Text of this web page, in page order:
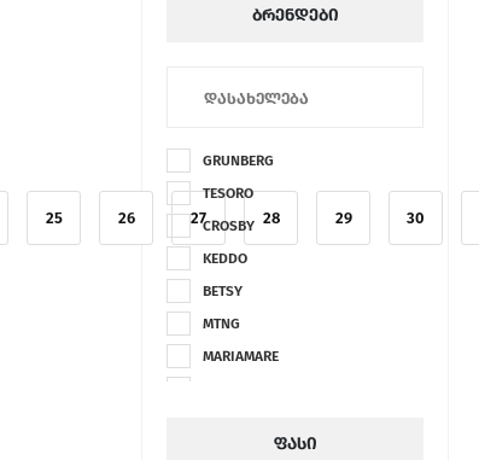
ბრენდები
GRUNBERG
TESORO
CROSBY
KEDDO
BETSY
MTNG
MARIAMARE
ფასი
25 26 27 28 29 30